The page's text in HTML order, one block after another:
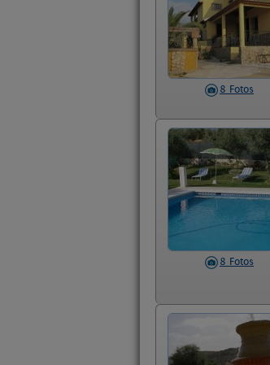
8 Fotos
8 Fotos